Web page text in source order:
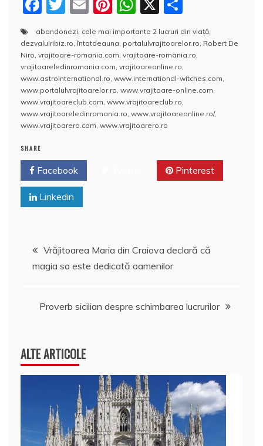
F
c
e
b
o
o
k
T
w
itt
er
E
m
ai
l
Pi
nt
er
e
st
W
h
at
s
A
p
p
X
a
rt
aj
e
a
z
abandonezi, cele mai importante 2 lucruri din viaţă,
dezvaluiribiz.ro, întotdeauna, portalulvrajitoarelor.ro, Robert De
Niro, vrajitoare-romania.com, vrajitoare-romania.ro,
vrajitoareledinromania.com, vrajitoareonline.ro,
www.astrointernational.ro, www.international-witches.com,
www.portalulvrajitoarelor.ro, www.vrajitoare-online.com,
www.vrajitoareclub.com, www.vrajitoareclub.ro,
www.vrajitoareledinromania.ro, www.vrajitoareonline.ro/,
www.vrajitoarero.com, www.vrajitoarero.ro
SHARE
Facebook Pinterest
Linkedin
Navigare
în
articole
Vrăjitoarea Maria din Craiova declară că
magia sa este dedicată oamenilor
Proverb sicilian despre schimbarea lucrurilor
ALTE ARTICOLE